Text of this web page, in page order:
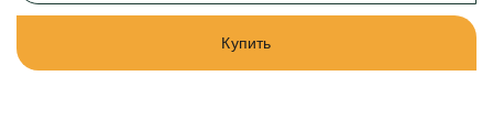
Купить